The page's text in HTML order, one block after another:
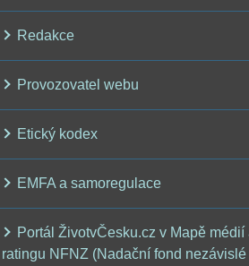
Redakce
Provozovatel webu
Etický kodex
EMFA a samoregulace
Portál ŽivotvČesku.cz v Mapě médií
ratingu NFNZ (Nadační fond nezávislé